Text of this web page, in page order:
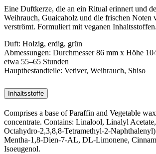
Eine Duftkerze, die an ein Ritual erinnert und
Weihrauch, Guaicaholz und die frischen Noten
verströmt. Formuliert mit veganen Inhaltsstoffen.
Duft: Holzig, erdig, grün
Abmessungen: Durchmesser 86 mm x Höhe
etwa 55–65 Stunden
Hauptbestandteile: Vetiver, Weihrauch, Shiso
Inhaltsstoffe
Comprises a base of Paraffin and Vegetable
concentrate. Contains: Linalool, Linalyl
Octahydro-2,3,8,8-Tetramethyl-2-
Mentha-1,8-Dien-7-AL, DL-Limonene,
Isoeugenol.